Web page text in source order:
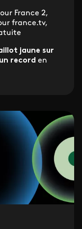
France 2,
france.tv,
jaune sur
record en